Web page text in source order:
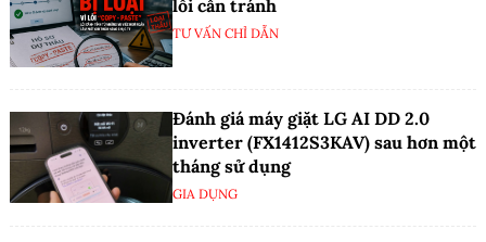
lỗi cần tránh
TƯ VẤN CHỈ DẪN
Đánh giá máy giặt LG AI DD 2.0
inverter (FX1412S3KAV) sau hơn một
tháng sử dụng
GIA DỤNG